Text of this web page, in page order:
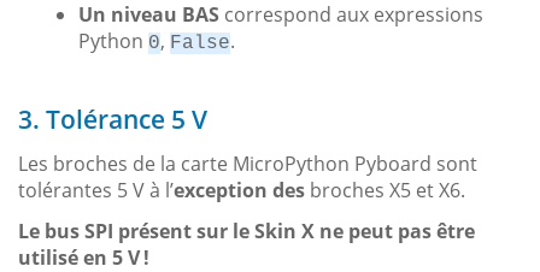
Un niveau BAS correspond aux expressions
Python 0, False.
3. Tolérance 5 V
Les broches de la carte MicroPython Pyboard sont
tolérantes 5 V à l’exception des broches X5 et X6.
Le bus SPI présent sur le Skin X ne peut pas être
utilisé en 5 V !